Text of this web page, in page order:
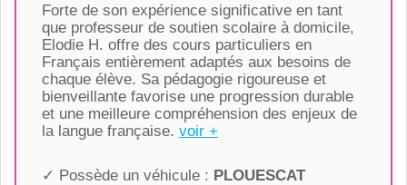
Forte de son expérience significative en tant
que professeur de soutien scolaire à domicile,
Elodie H. offre des cours particuliers en
Français entièrement adaptés aux besoins de
chaque élève. Sa pédagogie rigoureuse et
bienveillante favorise une progression durable
et une meilleure compréhension des enjeux de
la langue française. voir +
✓ Possède un véhicule : PLOUESCAT